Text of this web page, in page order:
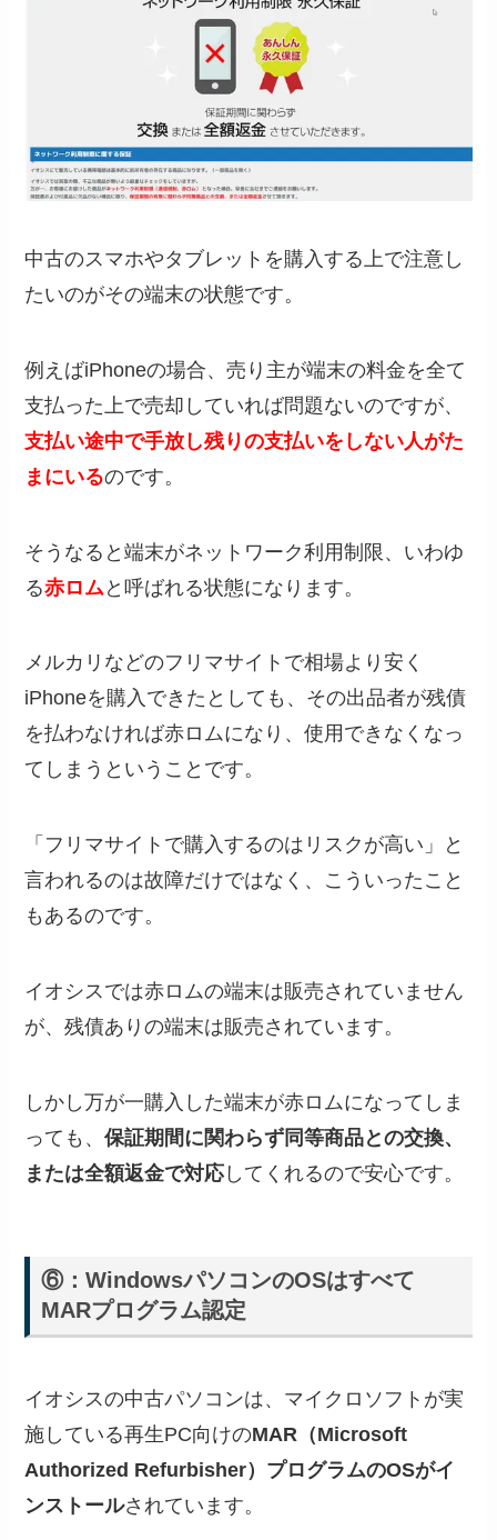
中古のスマホやタブレットを購入する上で注意し
たいのがその端末の状態です。
例えばiPhoneの場合、売り主が端末の料金を全て
支払った上で売却していれば問題ないのですが、
支払い途中で手放し残りの支払いをしない人がた
まにいるのです。
そうなると端末がネットワーク利用制限、いわゆ
る赤ロム と呼ばれる状態になります。
メルカリなどのフリマサイトで相場より安く
iPhoneを購入できたとしても、その出品者が残債
を払わなければ赤ロムになり、使用できなくなっ
てしまうということです。
「フリマサイトで購入するのはリスクが高い」と
言われるのは故障だけではなく、こういったこと
もあるのです。
イオシスでは赤ロムの端末は販売されていません
が、残債ありの端末は販売されています。
しかし万が一購入した端末が赤ロムになってしま
っても、保証期間に関わらず同等商品との交換、
または全額返金で対応してくれるので安心です。
⑥：WindowsパソコンのOSはすべて
MARプログラム認定
イオシスの中古パソコンは、マイクロソフトが実
施している再生PC向けのMAR（Microsoft
Authorized Refurbisher）プログラムのOSがイ
ンストールされています。